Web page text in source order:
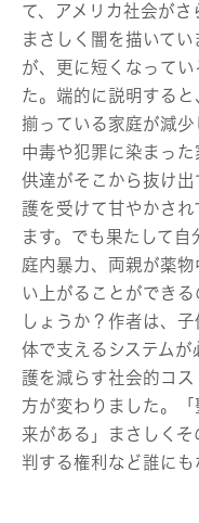
て、アメリカ社会がさ
まさしく闇を描いて
が、更に短くなって
た。端的に説明する
揃っている家庭が減
中毒や犯罪に染まっ
供達がそこから抜け
護を受けて甘やかさ
ます。でも果たして
庭内暴力、両親が薬
い上がることができ
しょうか？作者は、
体で支えるシステム
護を減らす社会的コス
方が変わりました。
来がある」まさしく
判する権利など誰にも